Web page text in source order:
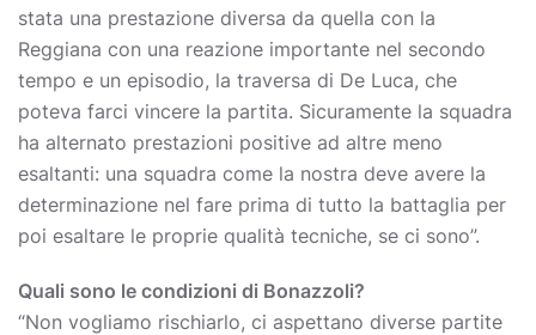
stata una prestazione diversa da quella con la
Reggiana con una reazione importante nel secondo
tempo e un episodio, la traversa di De Luca, che
poteva farci vincere la partita. Sicuramente la squadra
ha alternato prestazioni positive ad altre meno
esaltanti: una squadra come la nostra deve avere la
determinazione nel fare prima di tutto la battaglia per
poi esaltare le proprie qualità tecniche, se ci sono”.
Quali sono le condizioni di Bonazzoli?
“Non vogliamo rischiarlo, ci aspettano diverse partite